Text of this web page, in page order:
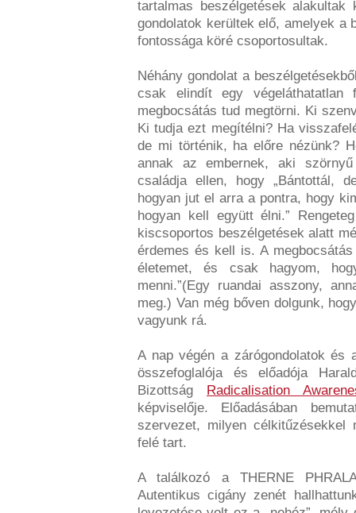
tartalmas beszélgetések
gondolatok kerültek elő, amelyek a
fontossága köré csoportosultak.
Néhány gondolat a
csak elindít egy végeláthatatlan
megbocsátás tud megtörni. Ki
Ki tudja ezt megítélni? Ha
de mi történik, ha előre nézünk?
annak az embernek, aki
családja ellen, hogy „Bántottál,
hogyan jut el arra a pontra, hogy
hogyan kell együtt élni.”
kiscsoportos beszélgetések alatt
érdemes és kell is. A
életemet, és csak hagyom,
menni.”(Egy ruandai asszony,
meg.) Van még bőven dolgunk,
vagyunk rá.
A nap végén a zárógondolatok és
összefoglalója és előadója
Bizottság Radicalisation
képviselője. Előadásában
szervezet, milyen
felé tart.
A találkozó a THERNE
Autentikus cigány zenét